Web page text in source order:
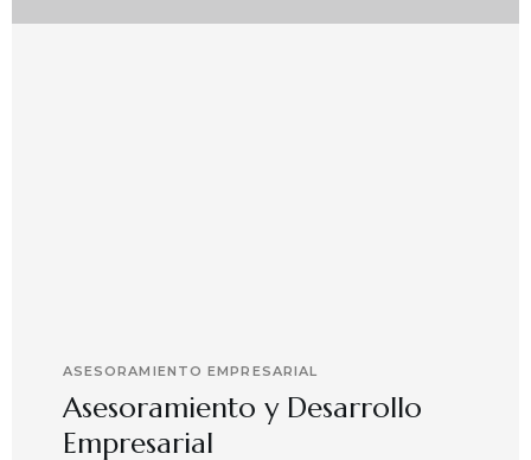
ASESORAMIENTO EMPRESARIAL
Asesoramiento y Desarrollo
Empresarial